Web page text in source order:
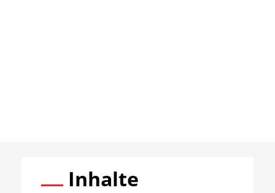
Inhalte